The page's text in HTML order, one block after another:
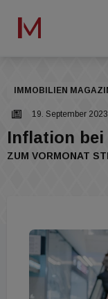
IMMOBILIEN
19. September 2023
Inflation bei
ZUM VORMONAT